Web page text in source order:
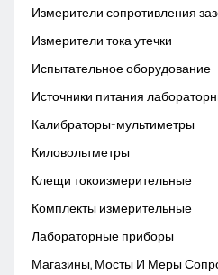
Измерители сопротивления
Измерители тока утечки
Испытательное оборудование
Источники питания
Калибраторы-мультиметры
Киловольтметры
Клещи токоизмерительные
Комплекты измерительные
Лабораторные приборы
Магазины, Мосты И Меры